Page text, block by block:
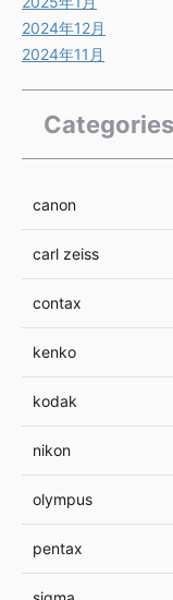
2024年12月
2024年11月
Categories
canon
carl zeiss
contax
kenko
kodak
nikon
olympus
pentax